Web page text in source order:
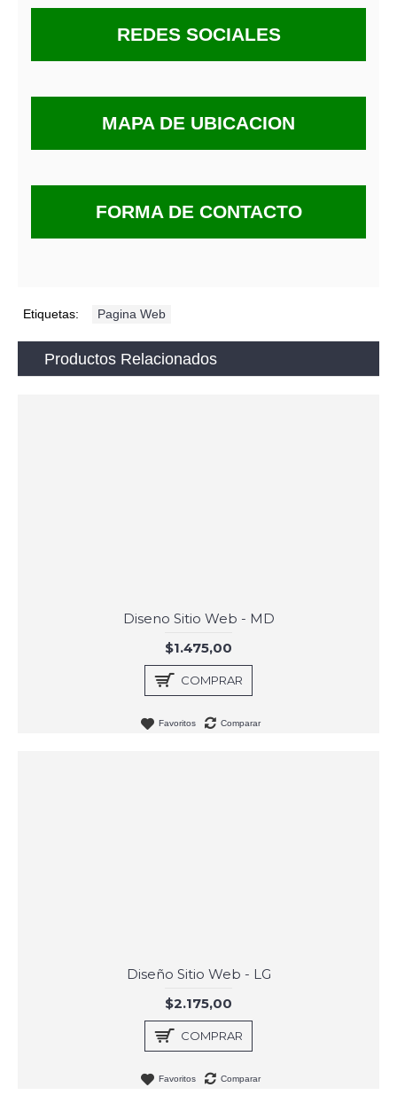
REDES SOCIALES
MAPA DE UBICACION
FORMA DE CONTACTO
Etiquetas: Pagina Web
Productos Relacionados
Diseno Sitio Web - MD
$1.475,00
COMPRAR
Favoritos Comparar
Diseño Sitio Web - LG
$2.175,00
COMPRAR
Favoritos Comparar